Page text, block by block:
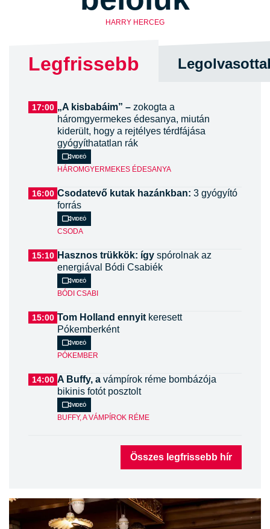
HARRY HERCEG
Legfrissebb
17:00 „A kisbabáim” – zokogta a
háromgyermekes édesanya, miután
kiderült, hogy a rejtélyes térdfájása
gyógyíthatatlan rák
Videó
HÁROMGYERMEKES ÉDESANYA
16:00 Csodatevő kutak hazánkban: 3 gyógyító
forrás
Videó
CSODA
15:10 Hasznos trükkök: így spórolnak az
energiával Bódi Csabiék
Videó
BÓDI CSABI
15:00 Tom Holland ennyit keresett
Pókemberként
Videó
PÓKEMBER
14:00 A Buffy, a vámpírok réme bombázója
bikinis fotót posztolt
Videó
BUFFY, A VÁMPÍROK RÉME
Összes legfrissebb hír